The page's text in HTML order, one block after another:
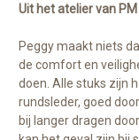
Uit het atelier van
Peggy maakt niets
de comfort en
doen. Alle stuks zijn
rundsleder, goed
bij langer dragen